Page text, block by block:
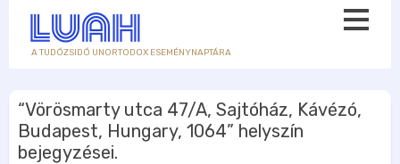
A TUDÓZSIDÓ UNORTODOX ESEMÉNYNAPTÁRA
“Vörösmarty utca 47/A, Sajtóház, Kávézó,
Budapest, Hungary, 1064” helyszín
bejegyzései.